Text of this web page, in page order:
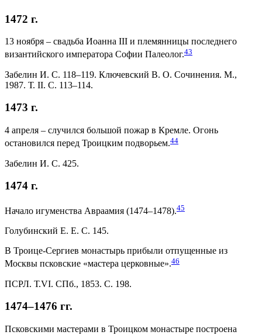
1472 г.
13 ноября – свадьба Иоанна III и племянницы последнего
византийского императора Софии Палеолог.43
Забелин И. С. 118–119. Ключевский В. О. Сочинения. М.,
1987. Т. II. С. 113–114.
1473 г.
4 апреля – случился большой пожар в Кремле. Огонь
остановился перед Троицким подворьем.44
Забелин И. С. 425.
1474 г.
Начало игуменства Авраамия (1474–1478).45
Голубинский Е. Е. С. 145.
В Троице-Сергиев монастырь прибыли отпущенные из
Москвы псковские «мастера церковные».46
ПСРЛ. Т.VI. СПб., 1853. С. 198.
1474–1476 гг.
Псковскими мастерами в Троицком монастыре построена